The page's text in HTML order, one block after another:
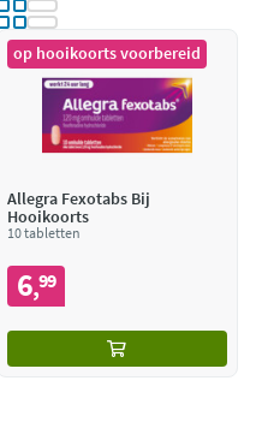
op hooikoorts voorbereid
Allegra Fexotabs Bij
Hooikoorts
10 tabletten
6,99